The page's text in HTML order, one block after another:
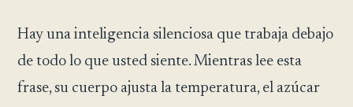
Hay una inteligencia silenciosa que trabaja debajo
de todo lo que usted siente. Mientras lee esta
frase, su cuerpo ajusta la temperatura, el azúcar